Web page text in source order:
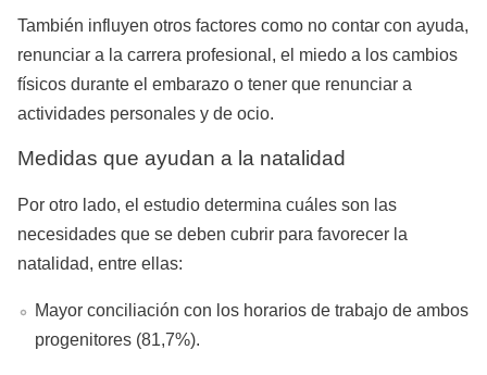
También influyen otros factores como no contar con ayuda,
renunciar a la carrera profesional, el miedo a los cambios
físicos durante el embarazo o tener que renunciar a
actividades personales y de ocio.
Medidas que ayudan a la natalidad
Por otro lado, el estudio determina cuáles son las
necesidades que se deben cubrir para favorecer la
natalidad, entre ellas:
Mayor conciliación con los horarios de trabajo de ambos
progenitores (81,7%).